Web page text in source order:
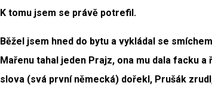
K tomu jsem se právě potrefil.
Běžel jsem hned do bytu a vykládal se
Mařenu tahal jeden Prajz, ona mu dala facku a
slova (svá první německá) dořekl, Prušák